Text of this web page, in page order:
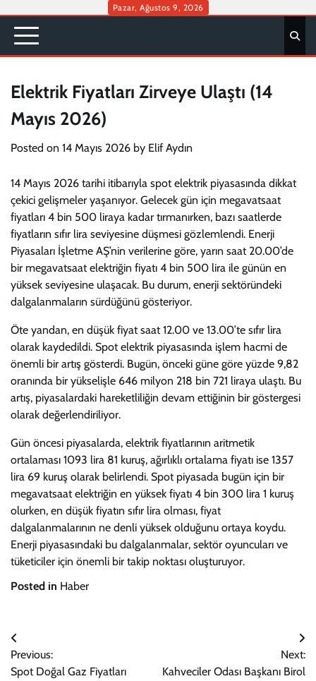
content
Pazar, Ağustos 9, 2026
Elektrik Fiyatları Zirveye Ulaştı (14
Mayıs 2026)
Posted on 14 Mayıs 2026 by Elif Aydın
14 Mayıs 2026 tarihi itibarıyla spot elektrik piyasasında dikkat
çekici gelişmeler yaşanıyor. Gelecek gün için megavatsaat
fiyatları 4 bin 500 liraya kadar tırmanırken, bazı saatlerde
fiyatların sıfır lira seviyesine düşmesi gözlemlendi. Enerji
Piyasaları İşletme AŞ’nin verilerine göre, yarın saat 20.00’de
bir megavatsaat elektriğin fiyatı 4 bin 500 lira ile günün en
yüksek seviyesine ulaşacak. Bu durum, enerji sektöründeki
dalgalanmaların sürdüğünü gösteriyor.
Öte yandan, en düşük fiyat saat 12.00 ve 13.00’te sıfır lira
olarak kaydedildi. Spot elektrik piyasasında işlem hacmi de
önemli bir artış gösterdi. Bugün, önceki güne göre yüzde 9,82
oranında bir yükselişle 646 milyon 218 bin 721 liraya ulaştı. Bu
artış, piyasalardaki hareketliliğin devam ettiğinin bir göstergesi
olarak değerlendiriliyor.
Gün öncesi piyasalarda, elektrik fiyatlarının aritmetik
ortalaması 1093 lira 81 kuruş, ağırlıklı ortalama fiyatı ise 1357
lira 69 kuruş olarak belirlendi. Spot piyasada bugün için bir
megavatsaat elektriğin en yüksek fiyatı 4 bin 300 lira 1 kuruş
olurken, en düşük fiyatın sıfır lira olması, fiyat
dalgalanmalarının ne denli yüksek olduğunu ortaya koydu.
Enerji piyasasındaki bu dalgalanmalar, sektör oyuncuları ve
tüketiciler için önemli bir takip noktası oluşturuyor.
Posted in Haber
Yazı
gezinmesi
Previous:
Spot Doğal Gaz Fiyatları
Next:
Kahveciler Odası Başkanı Birol